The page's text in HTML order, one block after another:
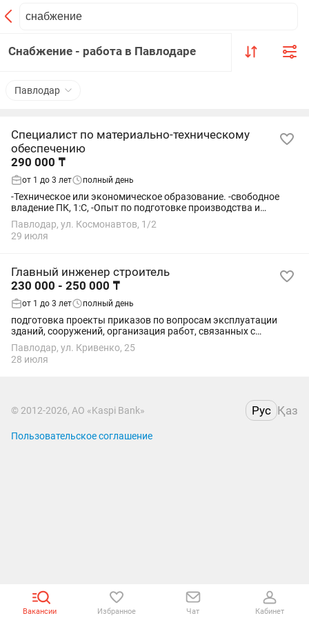
Снабжение - работа в Павлодаре
Павлодар
Специалист по материально-техническому
обеспечению
290 000 ₸
от 1 до 3 лет полный день
-Техническое или экономическое образование. -свободное
владение ПК, 1:С, -Опыт по подготовке производства и
снабжению СИЗ, спецодеждой, инвентарем, запчастями,
оргтехникой,...
Павлодар, ул. Космонавтов, 1/2
29 июля
Главный инженер строитель
230 000 - 250 000 ₸
от 1 до 3 лет полный день
подготовка проекты приказов по вопросам эксплуатации
зданий, сооружений, организация работ, связанных с
установкой и ремонтом сигнализаций, освещения,
энергетического, теплового снабжения, и подачи...
Павлодар, ул. Кривенко, 25
28 июля
© 2012-2026, АО «Kaspi Bank» Рус Қаз
Пользовательское соглашение
Вакансии Избранное Чат Кабинет